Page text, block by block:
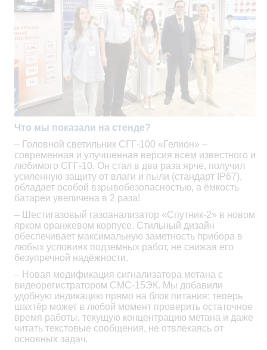
Что мы показали на стенде?
– Головной светильник СГГ-100 «Гелион» –
современная и улучшенная версия всем известного и
любимого СГГ-10. Он стал в два раза ярче, получил
усиленную защиту от влаги и пыли (стандарт IP67),
обладает особой взрывобезопасностью, а ёмкость
батареи увеличена в 2 раза!
– Шестигазовый газоанализатор «Спутник-2» в новом
ярком оранжевом корпусе. Стильный дизайн
обеспечивает максимальную заметность прибора в
любых условиях подземных работ, не снижая его
безупречной надёжности.
– Новая модификация сигнализатора метана с
видеорегистратором СМС-15ЭК. Мы добавили
удобную индикацию прямо на блок питания: теперь
шахтёр может в любой момент проверить остаточное
время работы, текущую концентрацию метана и даже
читать текстовые сообщения, не отвлекаясь от
основных задач.